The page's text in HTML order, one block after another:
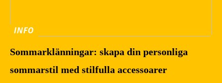
INFO
Sommarklänningar: skapa din personliga
sommarstil med stilfulla accessoarer